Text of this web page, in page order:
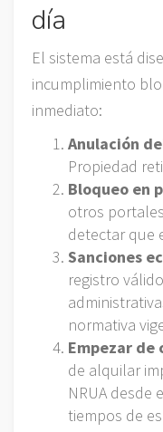
día
El sistema está
incumplimiento
inmediato:
Anulación
Propiedad
Bloqueo en
otros
detectar que
Sanciones
registro
normativa
Empezar de
de alquilar
NRUA desde
tiempos de